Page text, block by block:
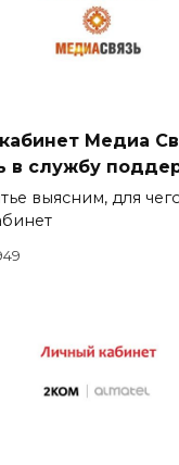
Медиа
в службу
выясним, для